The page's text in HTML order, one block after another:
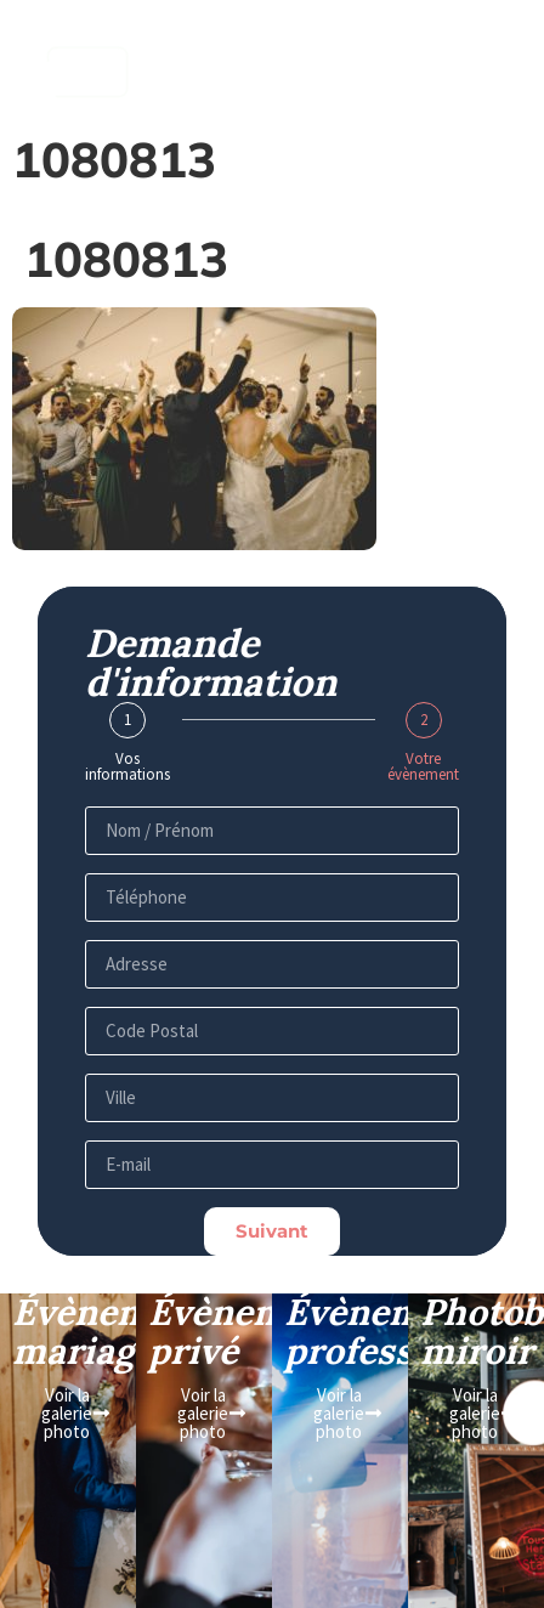
1080813
1080813
Demande
d'information
1
Vos
informations
2
Votre
évènement
Suivant
Évènement
mariage
Voir la
galerie
photo
Évènement
privé
Voir la
galerie
photo
Évènement
professionnel
Voir la
galerie
photo
miroir
Voir la
galerie
photo